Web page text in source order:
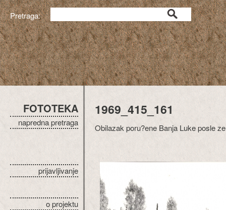
Pretraga:
FOTOTEKA
napredna pretraga
prijavljivanje
o projektu
1969_415_161
Obilazak poru?ene Banja Luke posle